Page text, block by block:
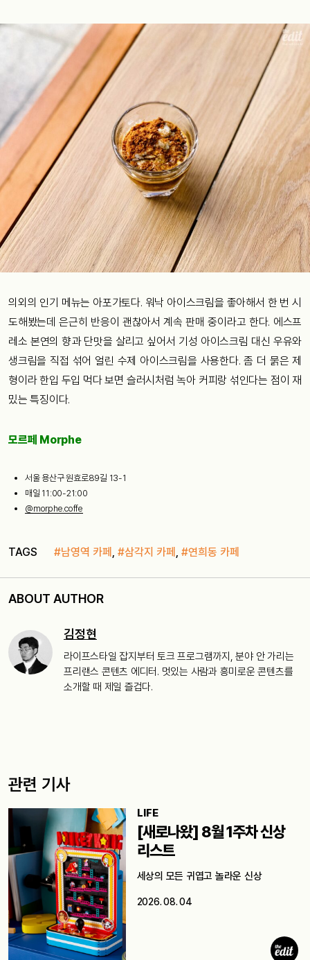
의외의 인기 메뉴는 아포가토다. 워낙 아이스크림을 좋아해서 한 번 시
도해봤는데 은근히 반응이 괜찮아서 계속 판매 중이라고 한다. 에스프
레소 본연의 향과 단맛을 살리고 싶어서 기성 아이스크림 대신 우유와
생크림을 직접 섞어 얼린 수제 아이스크림을 사용한다. 좀 더 묽은 제
형이라 한입 두입 먹다 보면 슬러시처럼 녹아 커피랑 섞인다는 점이 재
밌는 특징이다.
모르페 Morphe
서울 용산구 원효로89길 13-1
매일 11:00-21:00
@morphe.coffe
TAGS #남영역 카페 #삼각지 카페 #연희동 카페
ABOUT AUTHOR
김정현
라이프스타일 잡지부터 토크 프로그램까지, 분야 안 가리는
프리랜스 콘텐츠 에디터. 멋있는 사람과 흥미로운 콘텐츠를
소개할 때 제일 즐겁다.
관련 기사
LIFE
[새로나왔] 8월 1주차 신상
리스트
세상의 모든 귀엽고 놀라운 신상
2026. 08. 04